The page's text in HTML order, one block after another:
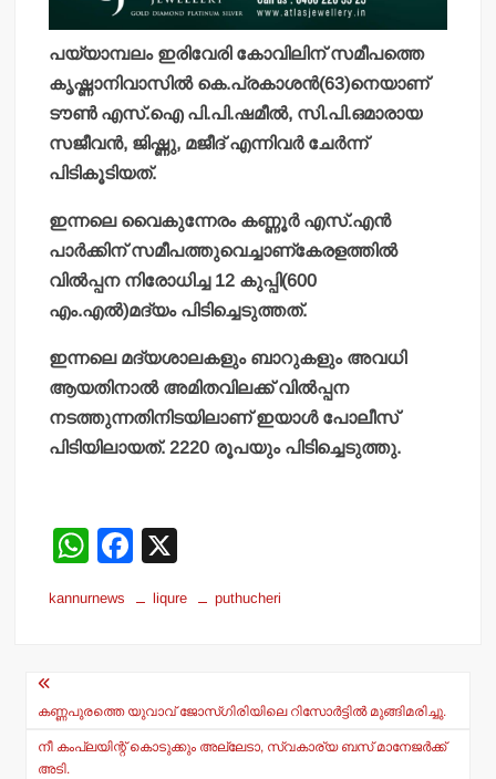
പയ്യാമ്പലം ഇരിവേരി കോവിലിന് സമീപത്തെ
കൃഷ്ണാനിവാസില്‍ കെ.പ്രകാശന്‍(63)നെയാണ്
ടൗണ്‍ എസ്.ഐ പി.പി.ഷമീല്‍, സി.പി.ഒമാരായ
സജീവന്‍, ജിഷ്ണു, മജീദ് എന്നിവര്‍ ചേര്‍ന്ന്
പിടികൂടിയത്.
ഇന്നലെ വൈകുന്നേരം കണ്ണൂര്‍ എസ്.എന്‍
പാര്‍ക്കിന് സമീപത്തുവെച്ചാണ്‌കേരളത്തില്‍
വില്‍പ്പന നിരോധിച്ച 12 കുപ്പി(600
എം.എല്‍)മദ്യം പിടിച്ചെടുത്തത്.
ഇന്നലെ മദ്യശാലകളും ബാറുകളും അവധി
ആയതിനാല്‍ അമിതവിലക്ക് വില്‍പ്പന
നടത്തുന്നതിനിടയിലാണ് ഇയാള്‍ പോലീസ്
പിടിയിലായത്. 2220 രൂപയും പിടിച്ചെടുത്തു.
W
at
p
p
F
c
o
o
kannurnews liqure puthucheri
Post
navigation
കണ്ണപുരത്തെ യുവാവ് ജോസ്ഗിരിയിലെ റിസോര്‍ട്ടില്‍ മുങ്ങിമരിച്ചു.
നീ കംപ്ലയിന്റ് കൊടുക്കും അല്ലേടാ, സ്വകാര്യ ബസ് മാനേജര്‍ക്ക്
അടി.